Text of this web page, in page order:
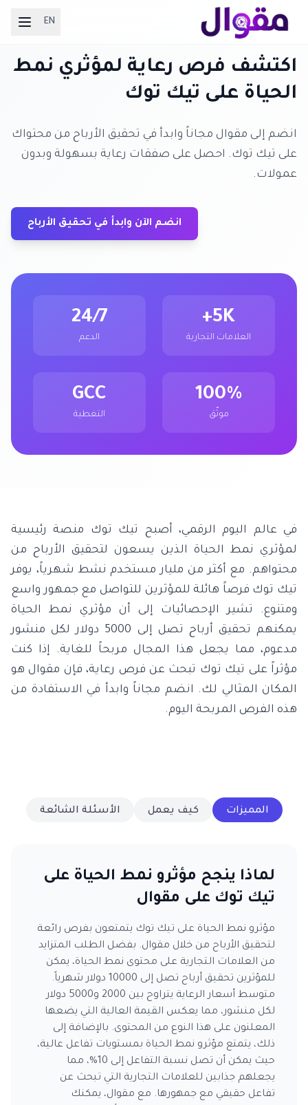
EN
اكتشف فرص رعاية لمؤثري نمط
الحياة على تيك توك
انضم إلى مقوال مجاناً وابدأ في تحقيق الأرباح من محتواك
على تيك توك. احصل على صفقات رعاية بسهولة وبدون
عمولات.
انضم الآن وابدأ في تحقيق الأرباح
5K+
العلامات التجارية
24/7
الدعم
100%
موثّق
GCC
التغطية
في عالم اليوم الرقمي، أصبح تيك توك منصة رئيسية
لمؤثري نمط الحياة الذين يسعون لتحقيق الأرباح من
محتواهم. مع أكثر من مليار مستخدم نشط شهرياً، يوفر
تيك توك فرصاً هائلة للمؤثرين للتواصل مع جمهور واسع
ومتنوع. تشير الإحصائيات إلى أن مؤثري نمط الحياة
يمكنهم تحقيق أرباح تصل إلى 5000 دولار لكل منشور
مدعوم، مما يجعل هذا المجال مربحاً للغاية. إذا كنت
مؤثراً على تيك توك تبحث عن فرص رعاية، فإن مقوال هو
المكان المثالي لك. انضم مجاناً وابدأ في الاستفادة من
هذه الفرص المربحة اليوم.
المميزات كيف يعمل الأسئلة الشائعة
لماذا ينجح مؤثرو نمط الحياة على
تيك توك على مقوال
مؤثرو نمط الحياة على تيك توك يتمتعون بفرص رائعة
لتحقيق الأرباح من خلال مقوال. بفضل الطلب المتزايد
من العلامات التجارية على محتوى نمط الحياة، يمكن
للمؤثرين تحقيق أرباح تصل إلى 10000 دولار شهرياً.
متوسط أسعار الرعاية يتراوح بين 2000 و5000 دولار
لكل منشور، مما يعكس القيمة العالية التي يضعها
المعلنون على هذا النوع من المحتوى. بالإضافة إلى
ذلك، يتمتع مؤثرو نمط الحياة بمستويات تفاعل عالية،
حيث يمكن أن تصل نسبة التفاعل إلى 10%، مما
يجعلهم جذابين للعلامات التجارية التي تبحث عن
تفاعل حقيقي مع جمهورها. مع مقوال، يمكنك